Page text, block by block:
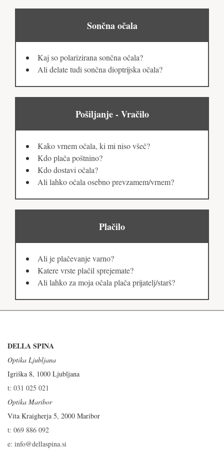
Sončna očala
Kaj so polarizirana sončna očala?
Ali delate tudi sončna dioptrijska očala?
Pošiljanje - Vračilo
Kako vrnem očala, ki mi niso všeč?
Kdo plača poštnino?
Kdo dostavi očala?
Ali lahko očala osebno prevzamem/vrnem?
Plačilo
Ali je plačevanje varno?
Katere vrste plačil sprejemate?
Ali lahko za moja očala plača prijatelj/starš?
DELLA SPINA
Optika Ljubljana
Igriška 8, 1000 Ljubljana
t: 031 025 021
Optika Maribor
Vita Kraigherja 5, 2000 Maribor
t: 069 886 092
e: info@dellaspina.si